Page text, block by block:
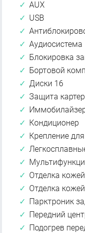
AUX
USB
Аудиосистема
Блокировка
Бортовой
Диски 16
Защита
Кондиционер
Крепление
Отделка
Отделка
Парктроник
Передний
Подогрев